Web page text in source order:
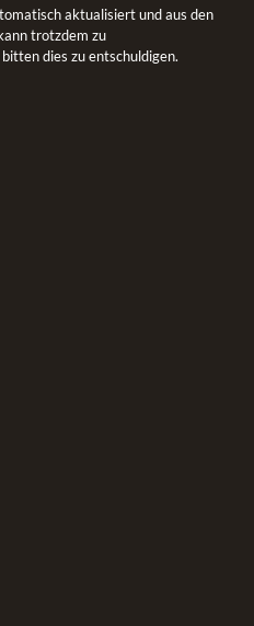
aktualisiert und aus den
trotzdem zu
dies zu entschuldigen.